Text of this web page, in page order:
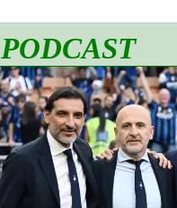
PODCAST